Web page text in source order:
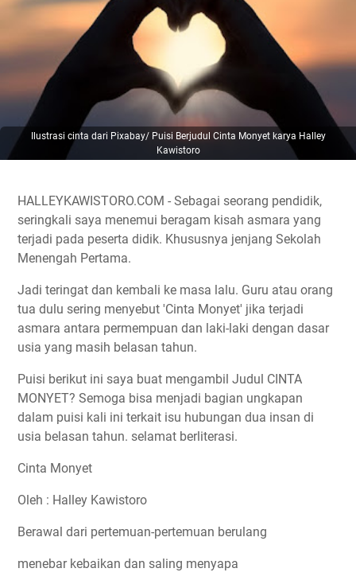
Ilustrasi cinta dari Pixabay/ Puisi Berjudul Cinta Monyet karya Halley
Kawistoro
HALLEYKAWISTORO.COM - Sebagai seorang pendidik,
seringkali saya menemui beragam kisah asmara yang
terjadi pada peserta didik. Khususnya jenjang Sekolah
Menengah Pertama.
Jadi teringat dan kembali ke masa lalu. Guru atau orang
tua dulu sering menyebut 'Cinta Monyet' jika terjadi
asmara antara permempuan dan laki-laki dengan dasar
usia yang masih belasan tahun.
Puisi berikut ini saya buat mengambil Judul CINTA
MONYET? Semoga bisa menjadi bagian ungkapan
dalam puisi kali ini terkait isu hubungan dua insan di
usia belasan tahun. selamat berliterasi.
Cinta Monyet
Oleh : Halley Kawistoro
Berawal dari pertemuan-pertemuan berulang
menebar kebaikan dan saling menyapa